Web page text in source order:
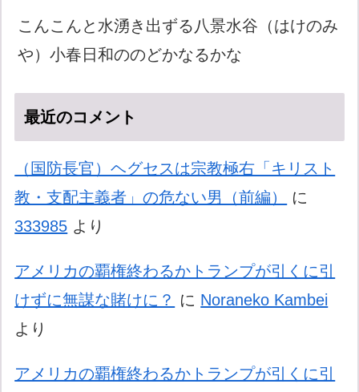
こんこんと水湧き出ずる八景水谷（はけのみ
や）小春日和ののどかなるかな
最近のコメント
（国防長官）ヘグセスは宗教極右「キリスト
教・支配主義者」の危ない男（前編）
に
333985 より
アメリカの覇権終わるかトランプが引くに引
けずに無謀な賭けに？ に Noraneko Kambei
より
アメリカの覇権終わるかトランプが引くに引